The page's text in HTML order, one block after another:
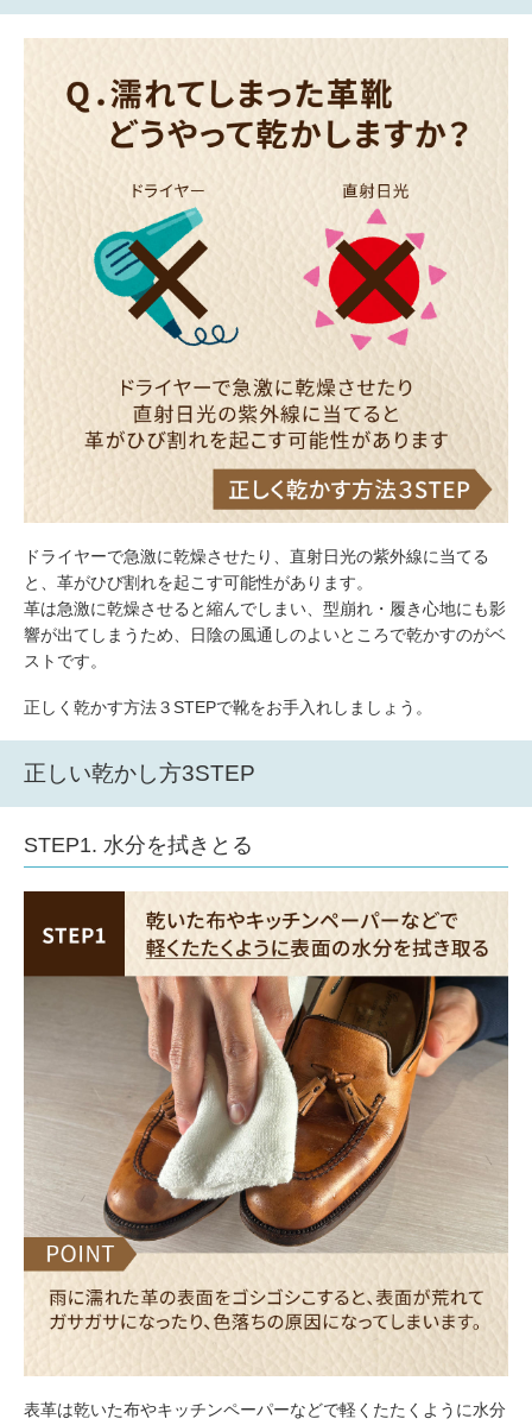
ドライヤーで急激に乾燥させたり、直射日光の紫外線に当てる
と、革がひび割れを起こす可能性があります。
革は急激に乾燥させると縮んでしまい、型崩れ・履き心地にも影
響が出てしまうため、日陰の風通しのよいところで乾かすのがベ
ストです。
正しく乾かす方法３STEPで靴をお手入れしましょう。
正しい乾かし方3STEP
STEP1. 水分を拭きとる
表革は乾いた布やキッチンペーパーなどで軽くたたくように水分